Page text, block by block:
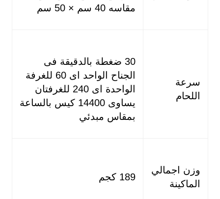
مقاسه 40 سم × 50 سم
سرعة
اللحام
30 ضغطة بالدقيقة فى
الجناح الواحد اى 60 للغرفة
الواحدة اى 240 للغرفتان
يساوى 14400 كيس بالساعة
بمقاس مبدئي
وزن اجمالي
الماكينة
189 كجم